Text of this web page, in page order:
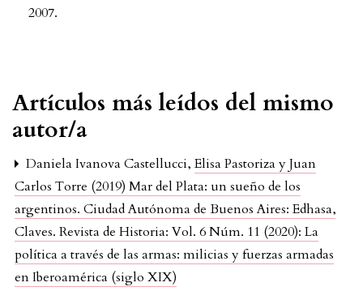
2007.
Artículos más leídos del mismo
autor/a
Daniela Ivanova Castellucci,Elisa Pastoriza y Juan
Carlos Torre (2019) Mar del Plata: un sueño de los
argentinos. Ciudad Autónoma de Buenos Aires: Edhasa,
Claves. Revista de Historia: Vol. 6 Núm. 11 (2020): La
política a través de las armas: milicias y fuerzas armadas
en Iberoamérica (siglo XIX)